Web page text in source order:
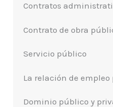
Contratos
Contrato de obra
Servicio público
La relación de
Dominio público y